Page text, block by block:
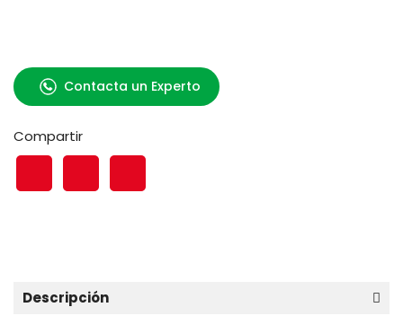
Contacta un Experto
Compartir
Descripción